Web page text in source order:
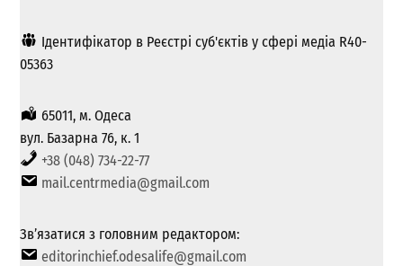
Ідентифікатор в Реєстрі суб'єктів у сфері медіа R40-
05363
65011, м. Одеса
вул. Базарна 76, к. 1
+38 (048) 734-22-77
mail.centrmedia@gmail.com
Зв’язатися з головним редактором:
editorinchief.odesalife@gmail.com